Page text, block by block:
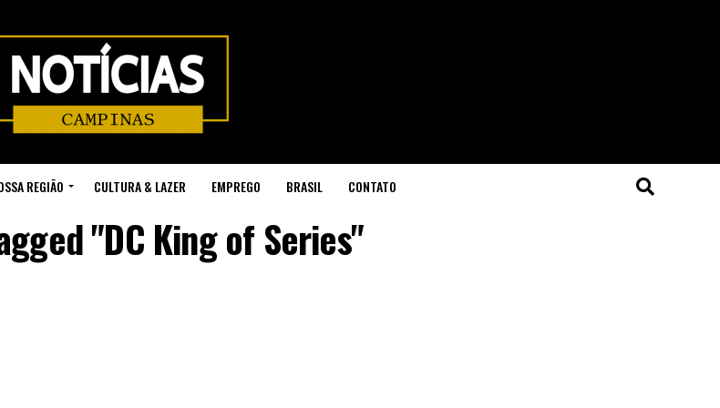
REGIÃO CULTURA & LAZER EMPREGO BRASIL CONTATO
"DC King of Series"